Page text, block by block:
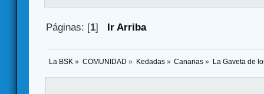
Páginas: [1] Ir Arriba
La BSK » COMUNIDAD » Kedadas» Canarias » La Gaveta de